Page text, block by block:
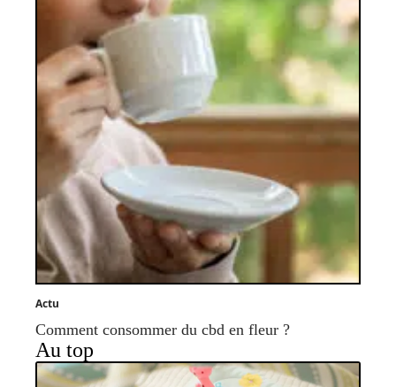
Actu
Comment consommer du cbd en fleur ?
Au top